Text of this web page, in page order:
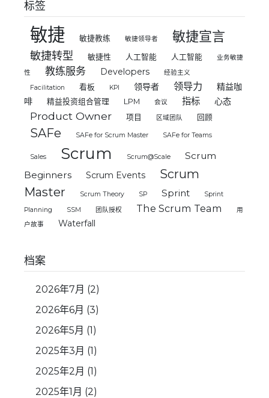
标签
敏捷 敏捷教练 敏捷领导者 敏捷宣言
敏捷转型 敏捷性 人工智能 人工智能
业务敏捷
性
教练服务 Developers
经验主义
Facilitation
看板 KPI 领导者 领导力
精益咖
啡
精益投资组合管理 LPM 会议 指标 心态
Product Owner 项目 区域团队 回顾
SAFe SAFe for Scrum Master SAFe for Teams
Sales Scrum Scrum@Scale
Scrum
Beginners
Scrum Events
Scrum
Master
Scrum Theory SP Sprint
Sprint
Planning
SSM 团队授权 The Scrum Team
用
户故事
Waterfall
档案
2026年7月 (2)
2026年6月 (3)
2026年5月 (1)
2025年3月 (1)
2025年2月 (1)
2025年1月 (2)